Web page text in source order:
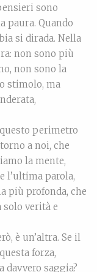
sono
paura. Quando
si dirada. Nella
non sono più
non sono la
stimolo, ma
perimetro
a noi, che
la mente,
l’ultima parola,
più profonda, che
solo verità e
è un’altra. Se il
forza,
saggia?